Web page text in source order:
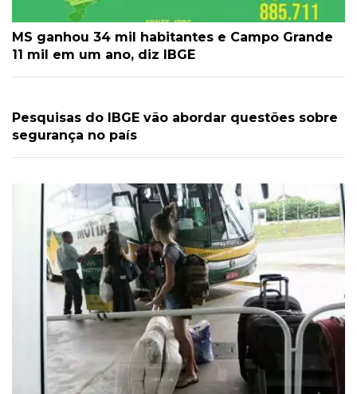
MS ganhou 34 mil habitantes e Campo Grande
11 mil em um ano, diz IBGE
Pesquisas do IBGE vão abordar questões sobre
segurança no país